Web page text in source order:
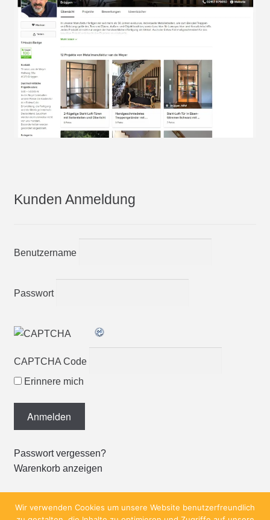
Kunden Anmeldung
Benutzername
Passwort
CAPTCHA Code
Erinnere mich
Passwort vergessen?
Warenkorb anzeigen
Wir verwenden Cookies um unsere Website benutzerfreundlich